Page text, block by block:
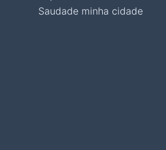
Saudade minha cidade